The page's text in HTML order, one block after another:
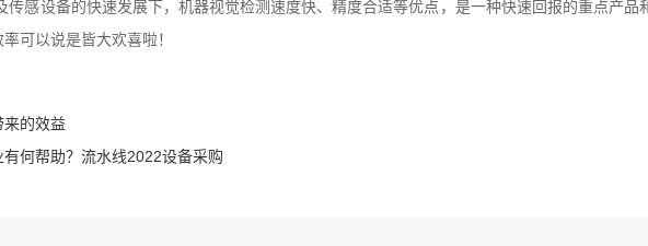
传感设备的快速发展下，机器视觉检测速度快、精度合适等优点，是一种快速回报的重点产品
可以说是皆大欢喜啦！
的效益
何帮助？流水线2022设备采购